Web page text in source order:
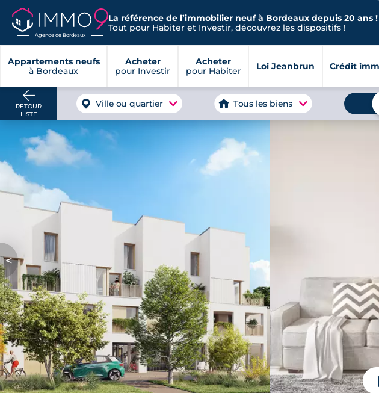
Agence de Bordeaux
La référence de l’immobilier neuf à Bordeaux depuis 20 ans !
Tout pour Habiter et Investir, découvrez les dispositifs !
Appartements neufs
à Bordeaux
Acheter
pour Investir
Acheter
pour Habiter
Loi Jeanbrun Crédit
RETOUR
LISTE
Ville ou quartier Tous les biens
<